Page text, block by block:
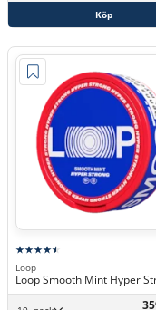
Köp
Loop
Loop Smooth Mint Hyper